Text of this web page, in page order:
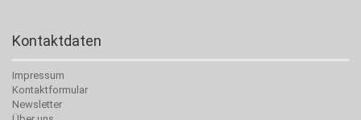
Kontaktdaten
Impressum
Kontaktformular
Newsletter